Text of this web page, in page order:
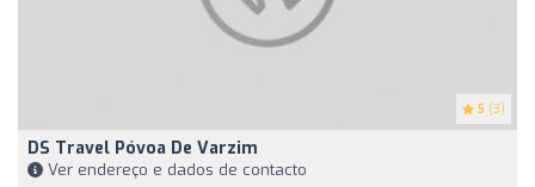
5 (3)
DS Travel Póvoa De Varzim
Ver endereço e dados de contacto